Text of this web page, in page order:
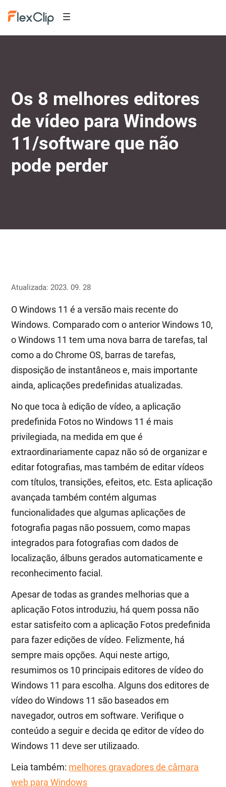
Os 8 melhores editores
de vídeo para Windows
11/software que não
pode perder
Atualizada: 2023. 09. 28
O Windows 11 é a versão mais recente do
Windows. Comparado com o anterior Windows 10,
o Windows 11 tem uma nova barra de tarefas, tal
como a do Chrome OS, barras de tarefas,
disposição de instantâneos e, mais importante
ainda, aplicações predefinidas atualizadas.
No que toca à edição de vídeo, a aplicação
predefinida Fotos no Windows 11 é mais
privilegiada, na medida em que é
extraordinariamente capaz não só de organizar e
editar fotografias, mas também de editar vídeos
com títulos, transições, efeitos, etc. Esta aplicação
avançada também contém algumas
funcionalidades que algumas aplicações de
fotografia pagas não possuem, como mapas
integrados para fotografias com dados de
localização, álbuns gerados automaticamente e
reconhecimento facial.
Apesar de todas as grandes melhorias que a
aplicação Fotos introduziu, há quem possa não
estar satisfeito com a aplicação Fotos predefinida
para fazer edições de vídeo. Felizmente, há
sempre mais opções. Aqui neste artigo,
resumimos os 10 principais editores de vídeo do
Windows 11 para escolha. Alguns dos editores de
vídeo do Windows 11 são baseados em
navegador, outros em software. Verifique o
conteúdo a seguir e decida qe editor de vídeo do
Windows 11 deve ser utilizaado.
Leia também: melhores gravadores de câmara
web para Windows